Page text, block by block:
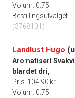
Volum: 0.75 l
Bestillingsutvalget
(3768101)
Landlust Hugo
Aromatisert
blandet dri,
Pris: 104.90 kr
Volum: 0.75 l